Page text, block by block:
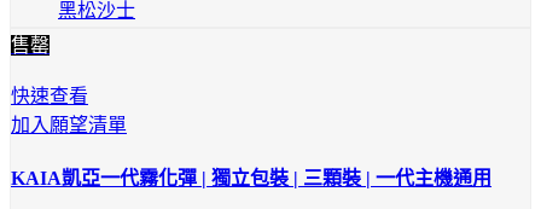
黑松沙士
售罄
快速查看
加入願望清單
KAIA凱亞一代霧化彈 | 獨立包裝 | 三顆裝 | 一代主機通用